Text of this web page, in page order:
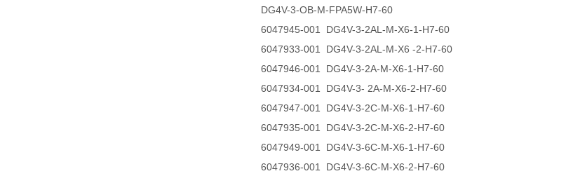
DG4V-3-OB-M-FPA5W-H7-60
6047945-001 DG4V-3-2AL-M-X6-1-H7-60
6047933-001 DG4V-3-2AL-M-X6 -2-H7-60
6047946-001 DG4V-3-2A-M-X6-1-H7-60
6047934-001 DG4V-3- 2A-M-X6-2-H7-60
6047947-001 DG4V-3-2C-M-X6-1-H7-60
6047935-001 DG4V-3-2C-M-X6-2-H7-60
6047949-001 DG4V-3-6C-M-X6-1-H7-60
6047936-001 DG4V-3-6C-M-X6-2-H7-60